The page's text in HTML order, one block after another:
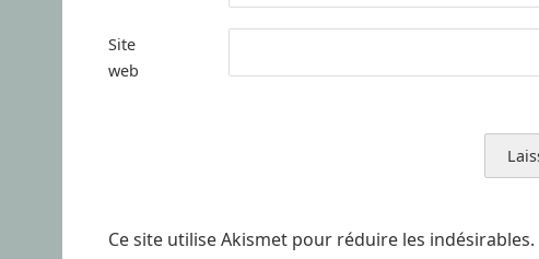
Site
web
Ce site utilise Akismet pour réduire les indésirables.